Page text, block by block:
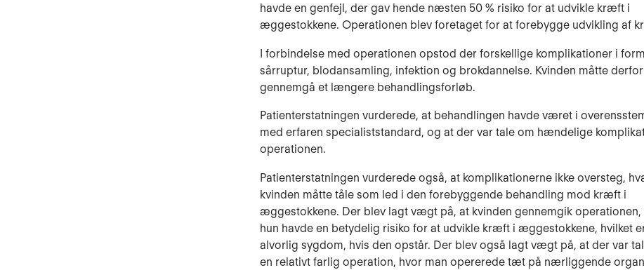
havde en genfejl, der gav hende næsten 50 % risiko for at udvikle kræft i
æggestokkene. Operationen blev foretaget for at forebygge udvikling af
I forbindelse med operationen opstod der forskellige komplikationer i
sårruptur, blodansamling, infektion og brokdannelse. Kvinden måtte derfor
gennemgå et længere behandlingsforløb.
Patienterstatningen vurderede, at behandlingen havde været i
med erfaren specialiststandard, og at der var tale om hændelige
operationen.
Patienterstatningen vurderede også, at komplikationerne ikke oversteg,
kvinden måtte tåle som led i den forebyggende behandling mod kræft i
æggestokkene. Der blev lagt vægt på, at kvinden gennemgik
hun havde en betydelig risiko for at udvikle kræft i æggestokkene, hvilket
alvorlig sygdom, hvis den opstår. Der blev også lagt vægt på, at der var
en relativt farlig operation, hvor man opererede tæt på nærliggende